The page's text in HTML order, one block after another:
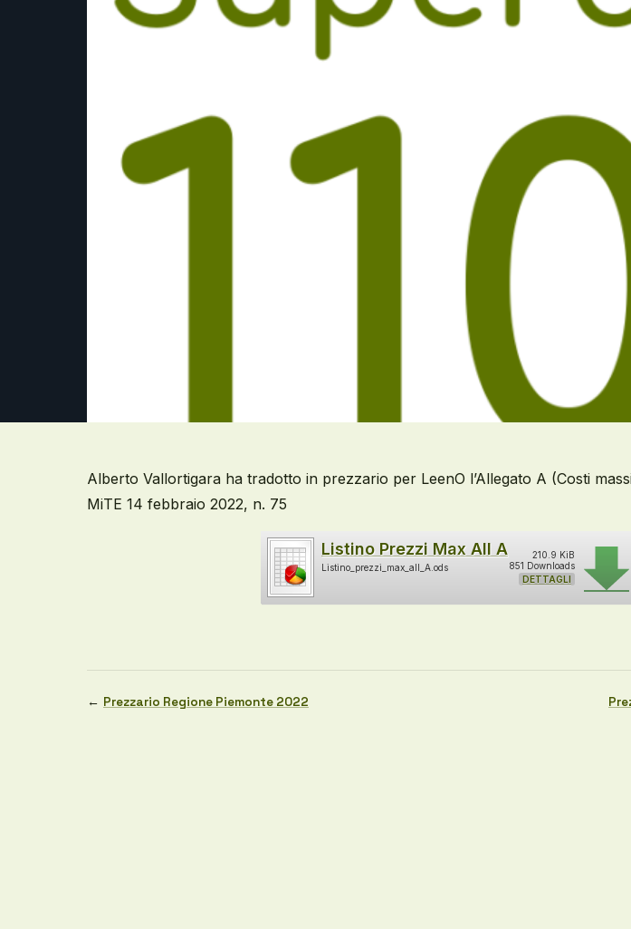
Alberto Vallortigara ha tradotto in prezzario per LeenO l’Allegato A (Costi
MiTE 14 febbraio 2022, n. 75
Listino Prezzi Max All A
Listino_prezzi_max_all_A.ods
210.9 KiB
851 Downloads
DETTAGLI
← Prezzario Regione Piemonte 2022